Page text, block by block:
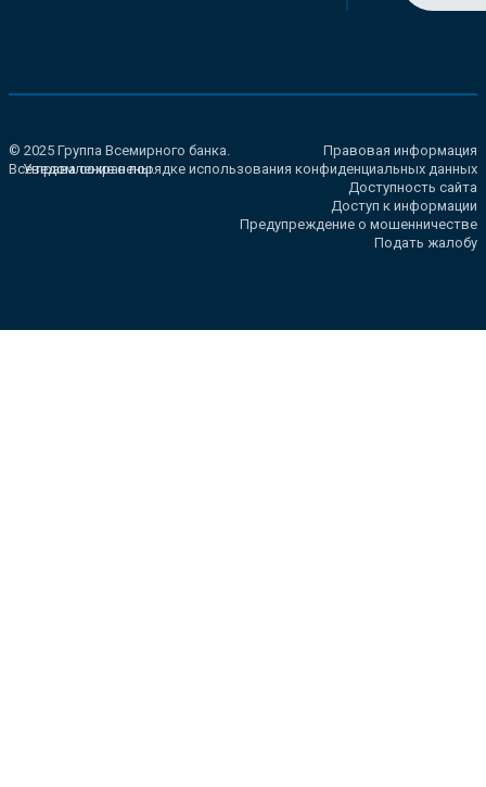
© 2025 Группа Всемирного банка.
Все права сохранены.
Правовая информация
Уведомление о порядке использования конфиденциальных данных
Доступность сайта
Доступ к информации
Предупреждение о мошенничестве
Подать жалобу